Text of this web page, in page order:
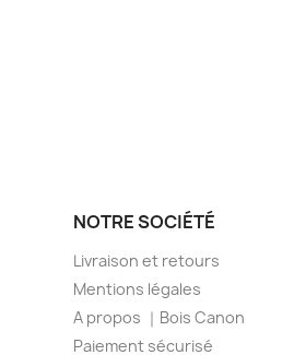
NOTRE SOCIÉTÉ
Livraison et retours
Mentions légales
A propos ｜Bois Canon
Paiement sécurisé